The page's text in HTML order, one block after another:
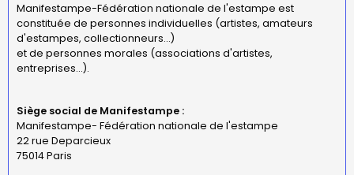
Manifestampe-Fédération nationale de l'estampe est
constituée de personnes individuelles (artistes, amateurs
d'estampes, collectionneurs...)
et de personnes morales (associations d'artistes,
entreprises...).
Siège social de Manifestampe :
Manifestampe- Fédération nationale de l'estampe
22 rue Deparcieux
75014 Paris